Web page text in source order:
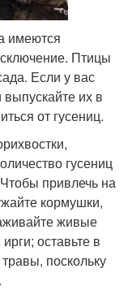
имеются
Птицы
Если у вас
их в
от гусениц.
гусениц
привлечь на
кормушки,
живые
оставьте в
поскольку